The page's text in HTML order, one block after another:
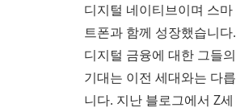
디지털 네이티브이며 스마
트폰과 함께 성장했습니다.
디지털 금융에 대한 그들의
기대는 이전 세대와는 다릅
니다. 지난 블로그에서 Z세